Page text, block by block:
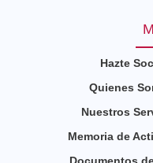
Hazte
Quienes
Nuestros
Memoria de